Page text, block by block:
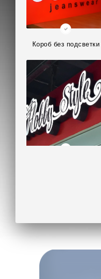
Короб без подсветки